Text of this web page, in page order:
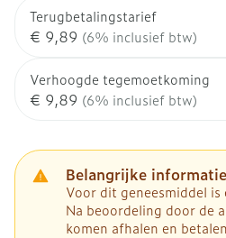
Terugbetalingstarief
€ 9,89 (6% inclusief btw)
Verhoogde tegemoetkoming
€ 9,89 (6% inclusief btw)
Belangrijke informatie
Voor dit geneesmiddel
Na beoordeling door de
komen afhalen en